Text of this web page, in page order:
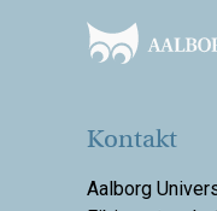
Kontakt
Aalborg